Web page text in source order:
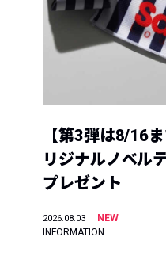
【第3弾は8/16
リジナルノベル
プレゼント
2026.08.03
NEW
INFORMATION